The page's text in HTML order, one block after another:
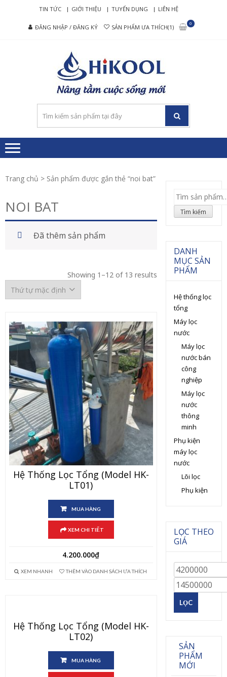
navigation
content
TIN TỨC GIỚI THIỆU TUYỂN DỤNG LIÊN HỆ
ĐĂNG NHẬP / ĐĂNG KÝ SẢN PHẨM ƯA THÍCH(1)
0
–
RO
CẤP
Trang chủ > Sản phẩm được gắn thẻ “noi bat”
NOI BAT
Đã thêm sản phẩm
Showing 1–12 of 13 results
Hệ Thống Lọc Tổng (Model HK-
LT01)
MUA HÀNG
XEM CHI TIẾT
4.200.000₫
XEM NHANH THÊM VÀO DANH SÁCH ƯA THÍCH
Hệ Thống Lọc Tổng (Model HK-
LT02)
MUA HÀNG
Tìm
kiếm:
Tìm kiếm
DANH
MỤC SẢN
PHẨM
Hệ thống lọc
tổng
Máy lọc
nước
Máy lọc
nước bán
công
nghiệp
Máy lọc
nước
thông
minh
Phụ kiện
máy lọc
nước
Lõi lọc
Phụ kiện
LỌC THEO
GIÁ
LỌC
SẢN
PHẨM
MỚI